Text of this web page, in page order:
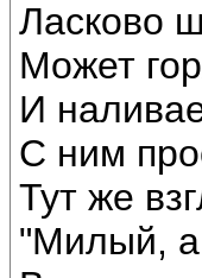
Ласково
Может
И
С ним
Тут же
"Милый, а